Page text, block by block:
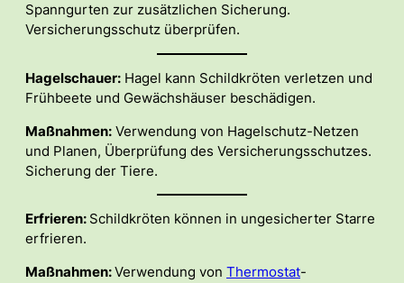
Spanngurten zur zusätzlichen Sicherung.
Versicherungsschutz überprüfen.
Hagelschauer: Hagel kann Schildkröten verletzen und
Frühbeete und Gewächshäuser beschädigen.
Maßnahmen: Verwendung von Hagelschutz-Netzen
und Planen, Überprüfung des Versicherungsschutzes.
Sicherung der Tiere.
Erfrieren: Schildkröten können in ungesicherter Starre
erfrieren.
Maßnahmen:Verwendung von Thermostat-